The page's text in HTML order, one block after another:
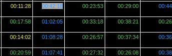
00:11:28 00:42:18 00:23:53 00:29:00
00:17:58 01:02:05 00:33:18 00:38:21
00:14:02 01:08:28 00:26:57 00:37:34
00:20:59 01:07:41 00:27:32 00:26:08